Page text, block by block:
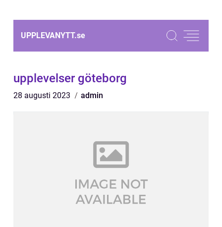
UPPLEVANYTT.se
upplevelser göteborg
28 augusti 2023 admin